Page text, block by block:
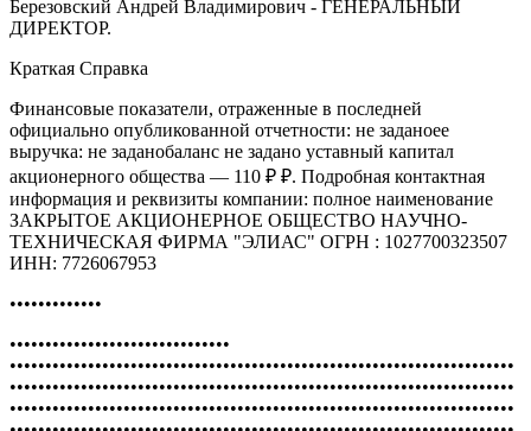
Березовский Андрей Владимирович - ГЕНЕРАЛЬНЫЙ
ДИРЕКТОР.
Краткая Справка
Финансовые показатели, отраженные в последней
официально опубликованной отчетности: не заданоее
выручка: не заданобаланс не задано уставный капитал
акционерного общества — 110 ₽ ₽. Подробная контактная
информация и реквизиты компании: полное наименование
ЗАКРЫТОЕ АКЦИОНЕРНОЕ ОБЩЕСТВО НАУЧНО-
ТЕХНИЧЕСКАЯ ФИРМА "ЭЛИАС" ОГРН : 1027700323507
ИНН: 7726067953
•••••••••••••
•••••••••••••••••••••••••••••••
•••••••••••••••••••••••••••••••••••••••••••••••••••••••••••••••••••••••
•••••••••••••••••••••••••••••••••••••••••••••••••••••••••••••••••••••••
•••••••••••••••••••••••••••••••••••••••••••••••••••••••••••••••••••••••